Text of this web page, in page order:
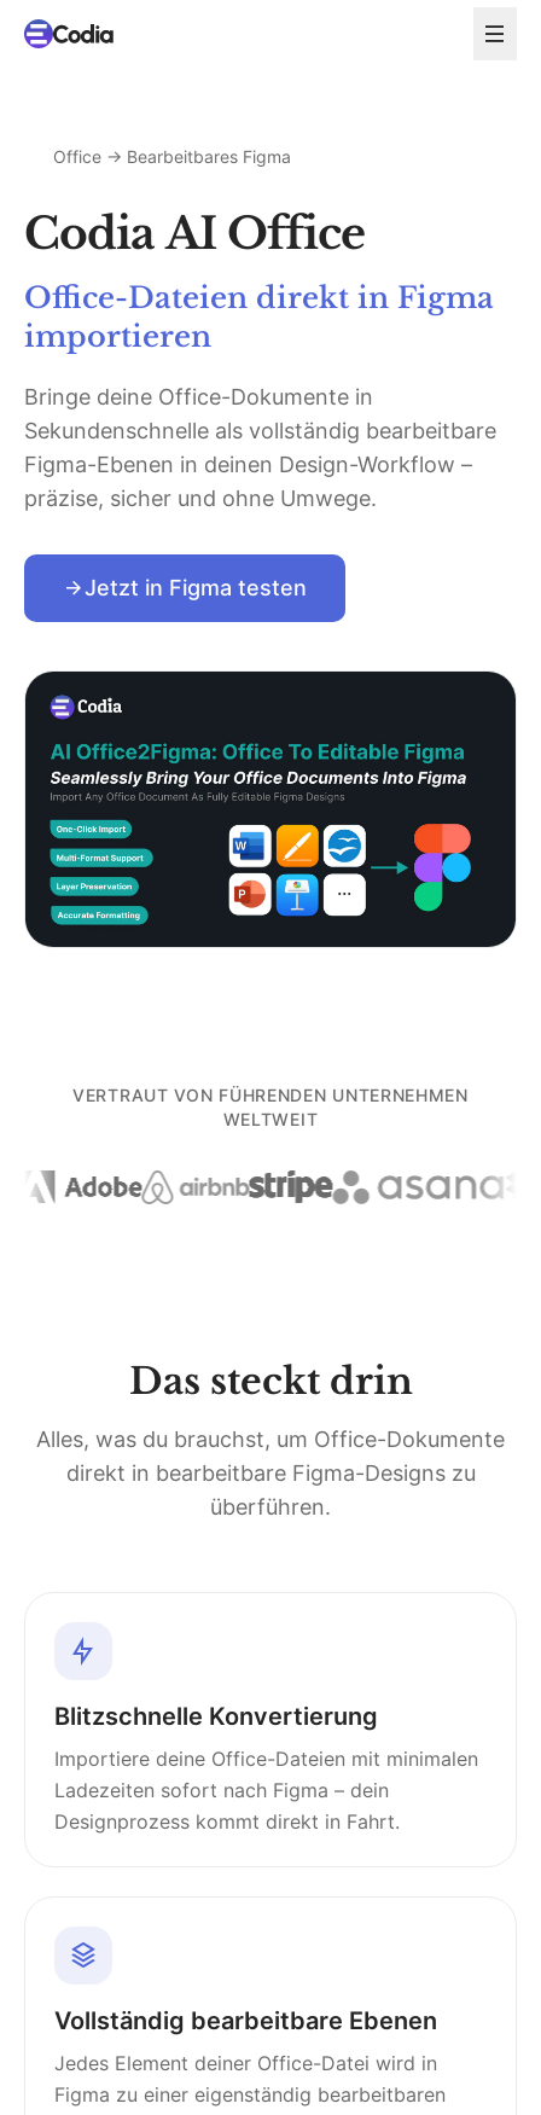
Office → Bearbeitbares Figma
Codia AI Office
Office-Dateien direkt in Figma
importieren
Bringe deine Office-Dokumente in
Sekundenschnelle als vollständig bearbeitbare
Figma-Ebenen in deinen Design-Workflow –
präzise, sicher und ohne Umwege.
Jetzt in Figma testen
VERTRAUT VON FÜHRENDEN UNTERNEHMEN
WELTWEIT
Das steckt drin
Alles, was du brauchst, um Office-Dokumente
direkt in bearbeitbare Figma-Designs zu
überführen.
Blitzschnelle Konvertierung
Importiere deine Office-Dateien mit minimalen
Ladezeiten sofort nach Figma – dein
Designprozess kommt direkt in Fahrt.
Vollständig bearbeitbare Ebenen
Jedes Element deiner Office-Datei wird in
Figma zu einer eigenständig bearbeitbaren